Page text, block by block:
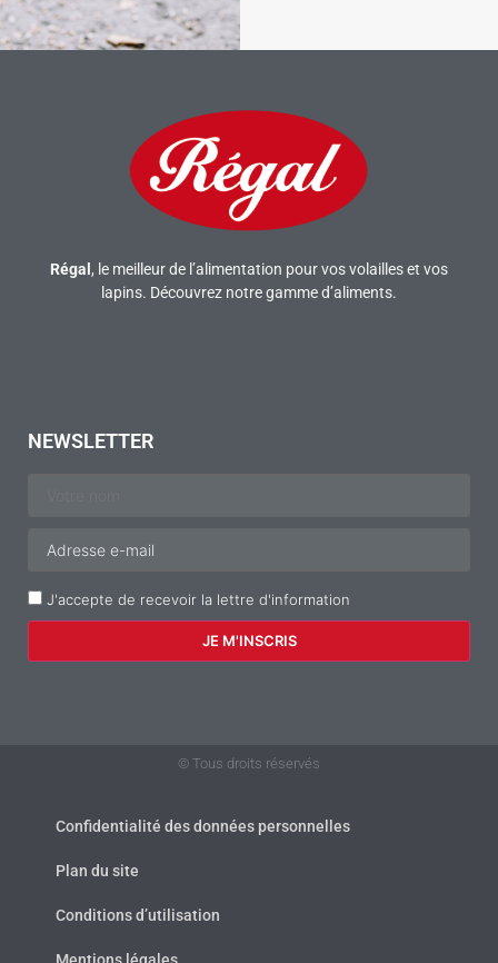
Régal , le meilleur de l’alimentation pour vos volailles et vos
lapins. Découvrez notre gamme d’aliments.
NEWSLETTER
J'accepte de recevoir la lettre d'information
© Tous droits réservés
Confidentialité des données personnelles
Plan du site
Conditions d’utilisation
Mentions légales